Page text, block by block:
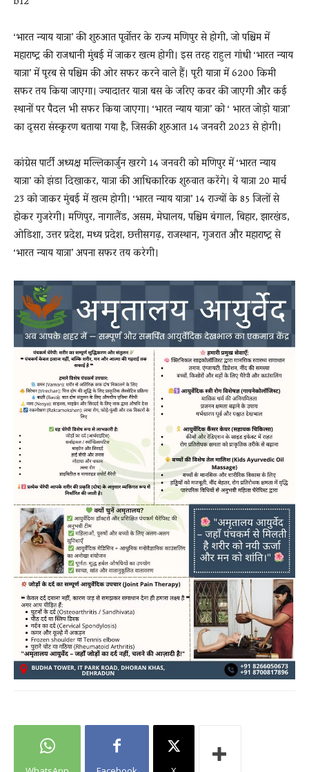
‘भारत न्याय यात्रा’ की शुरुआत पूर्वोत्तर के राज्य मणिपुर से होगी, जो पश्चिम में
महाराष्ट्र की राजधानी मुंबई में जाकर खत्म होगी। इस तरह राहुल गांधी ‘भारत न्याय
यात्रा’ में पूरब से पश्चिम की ओर सफर करने वाले हैं। पूरी यात्रा में 6200 किमी
सफर तय किया जाएगा। ज्यादातर यात्रा बस के जरिए कवर की जाएगी और कई
स्थानों पर पैदल भी सफर किया जाएगा। ‘भारत न्याय यात्रा’ को ‘ भारत जोड़ो यात्रा’
का दूसरा संस्कृरण बताया गया है, जिसकी शुरुआत 14 जनवरी 2023 से होगी।
कांग्रेस पार्टी अध्यक्ष मल्लिकार्जुन खरगे 14 जनवरी को मणिपुर में ‘भारत न्याय
यात्रा’ को झंडा दिखाकर, यात्रा की आधिकारिक शुरुवात करेंगे। ये यात्रा 20 मार्च
23 को जाकर मुंबई में खत्म होगी। ‘भारत न्याय यात्रा’ 14 राज्यों के 85 जिलों से
होकर गुजरेगी। मणिपुर, नागालैंड, असम, मेघालय, पश्चिम बंगाल, बिहार, झारखंड,
ओडिशा, उत्तर प्रदेश, मध्य प्रदेश, छत्तीसगढ़, राजस्थान, गुजरात और महाराष्ट्र से
‘भारत न्याय यात्रा’ अपना सफर तय करेगी।